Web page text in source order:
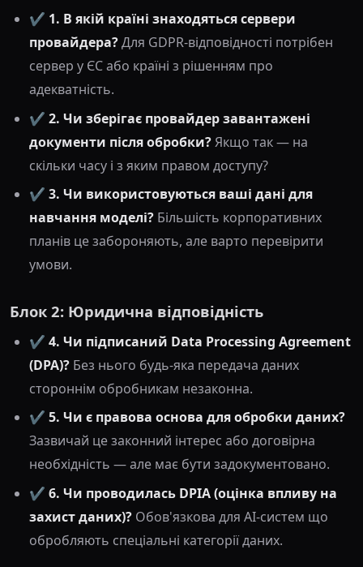
✔️ 1. В якій країні знаходяться сервери
провайдера?Для GDPR-відповідності потрібен
сервер у ЄС або країні з рішенням про
адекватність.
✔️ 2. Чи зберігає провайдер завантажені
документи після обробки?Якщо так — на
скільки часу і з яким правом доступу?
✔️ 3. Чи використовуються ваші дані для
навчання моделі? Більшість корпоративних
планів це забороняють, але варто перевірити
умови.
Блок 2: Юридична відповідність
✔️ 4. Чи підписаний Data Processing Agreement
(DPA)? Без нього будь-яка передача даних
стороннім обробникам незаконна.
✔️ 5. Чи є правова основа для обробки даних?
Зазвичай це законний інтерес або договірна
необхідність — але має бути задокументовано.
✔️ 6. Чи проводилась DPIA (оцінка впливу на
захист даних)? Обов'язкова для AI-систем що
обробляють спеціальні категорії даних.